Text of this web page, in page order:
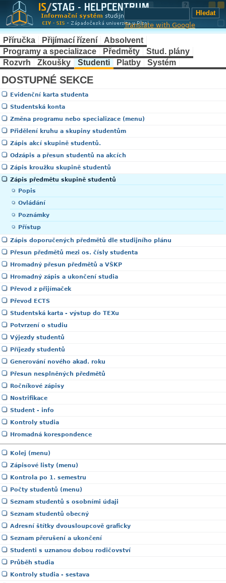
Translate with Google
Příručka Přijímací řízení
Absolvent
Programy a specializace
Předměty
Stud. plány
Rozvrh
Zkoušky Studenti Platby Systém
DOSTUPNÉ SEKCE
Evidenční karta studenta
Studentská konta
Změna programu nebo specializace (menu)
Přidělení kruhu a skupiny studentům
Zápis akcí skupině studentů.
Odzápis a přesun studentů na akcích
Zápis kroužku skupině studentů
Zápis předmětu skupině studentů
Popis
Ovládání
Poznámky
Přístup
Zápis doporučených předmětů dle studijního plánu
Přesun předmětů mezi os. čísly studenta
Hromadný přesun předmětů a VŠKP
Hromadný zápis a ukončení studia
Převod z přijímaček
Převod ECTS
Studentská karta - výstup do TEXu
Potvrzení o studiu
Výjezdy studentů
Příjezdy studentů
Generování nového akad. roku
Přesun nesplněných předmětů
Ročníkové zápisy
Nostrifikace
Student - info
Kontroly studia
Hromadná korespondence
Kolej (menu)
Zápisové listy (menu)
Kontrola po 1. semestru
Počty studentů (menu)
Seznam studentů s osobními údaji
Seznam studentů obecný
Adresní štítky dvousloupcově graficky
Seznam přerušení a ukončení
Studenti s uznanou dobou rodičovství
Průběh studia
Kontroly studia - sestava